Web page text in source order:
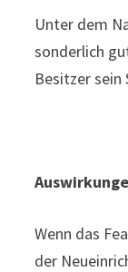
Unter dem
sonderlich
Besitzer
Wenn das
der